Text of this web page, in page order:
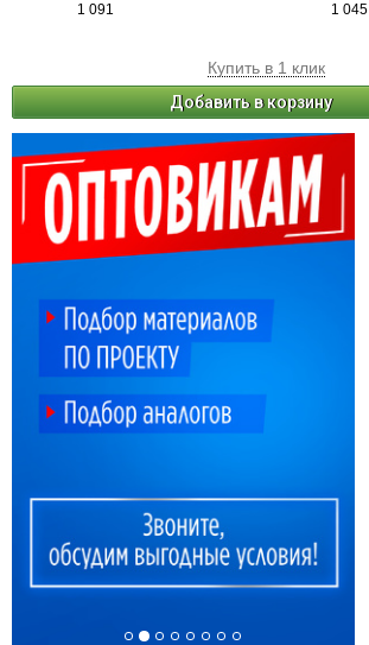
1 091 1 045
Купить в 1 клик
Добавить в корзину